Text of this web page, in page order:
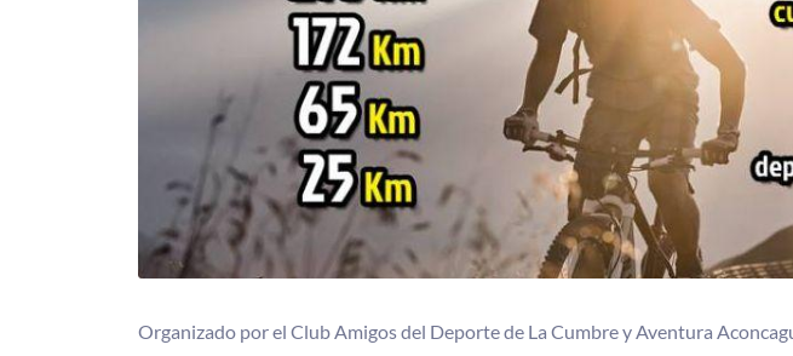
Organizado por el Club Amigos del Deporte de La Cumbre y Aventura